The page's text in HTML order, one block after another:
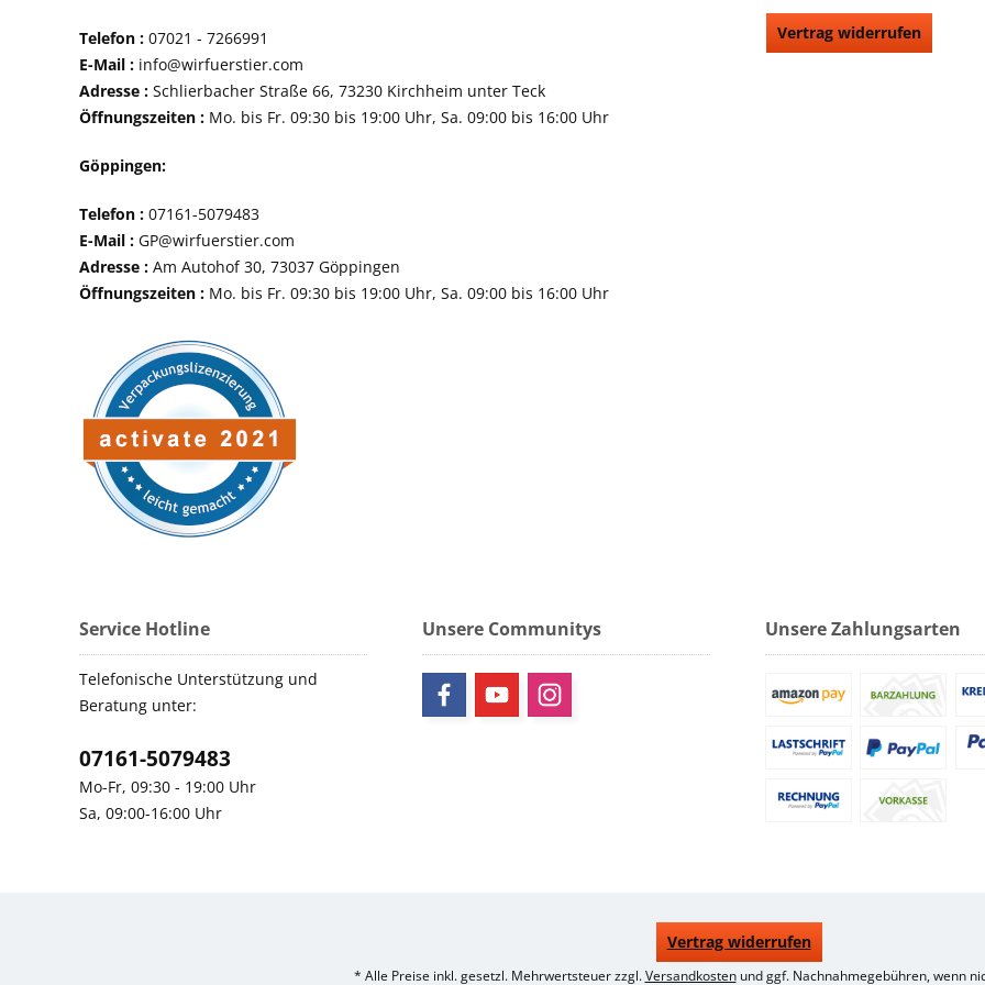
Telefon : 07021 - 7266991
E-Mail : info@wirfuerstier.com
Adresse : Schlierbacher Straße 66, 73230 Kirchheim unter Teck
Öffnungszeiten : Mo. bis Fr. 09:30 bis 19:00 Uhr, Sa. 09:00 bis 16:00 Uhr
Göppingen:
Telefon : 07161-5079483
E-Mail : GP@wirfuerstier.com
Adresse : Am Autohof 30, 73037 Göppingen
Öffnungszeiten : Mo. bis Fr. 09:30 bis 19:00 Uhr, Sa. 09:00 bis 16:00 Uhr
Vertrag widerrufen
Service Hotline
Telefonische Unterstützung und
Beratung unter:
07161-5079483
Mo-Fr, 09:30 - 19:00 Uhr
Sa, 09:00-16:00 Uhr
Unsere Communitys Unsere Zahlungsarten
Vertrag widerrufen
* Alle Preise inkl. gesetzl. Mehrwertsteuer zzgl.Versandkostenund ggf. Nachnahmegebühren, wenn